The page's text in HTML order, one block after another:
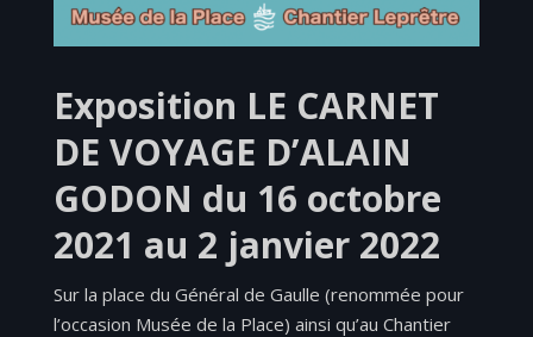
Exposition LE CARNET
DE VOYAGE D’ALAIN
GODON du 16 octobre
2021 au 2 janvier 2022
Sur la place du Général de Gaulle (renommée pour
l’occasion Musée de la Place) ainsi qu’au Chantier